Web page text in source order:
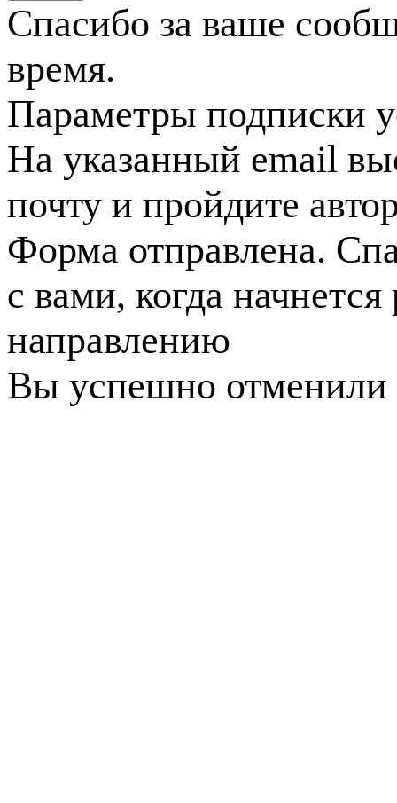
Спасибо за ваше
время.
Параметры подписки
На указанный email
почту и пройдите
Форма отправлена.
с вами, когда
направлению
Вы успешно отменили